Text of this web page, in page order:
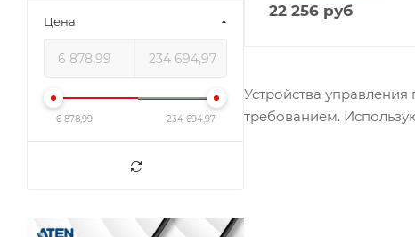
22 256 руб
Устройства
требованием.
Цена
6 878,99 234 694,97